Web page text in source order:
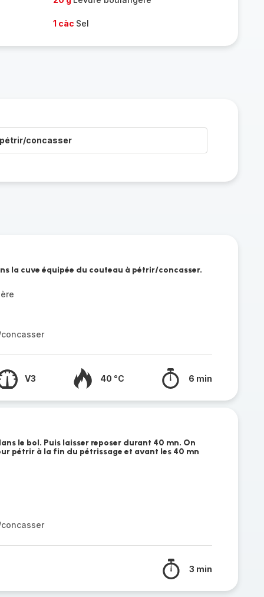
1 càc Sel
concasser
la cuve équipée du couteau à pétrir/concasser.
V3 40 °C 6 min
le bol. Puis laisser reposer durant 40 mn. On
pétrir à la fin du pétrissage et avant les 40 mn
3 min